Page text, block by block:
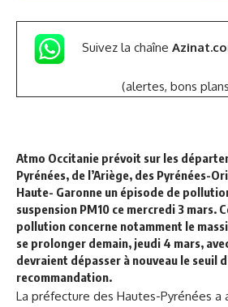
Suivez la chaîne
(alertes, bons
Atmo Occitanie prévoit sur les
Pyrénées, de l’Ariège, des Pyrénées-
Haute- Garonne un épisode de
suspension PM10 ce mercredi 3 mars.
pollution concerne notamment le
se prolonger demain, jeudi 4 mars,
devraient dépasser à nouveau le seuil
recommandation.
La préfecture des Hautes-Pyrénées a